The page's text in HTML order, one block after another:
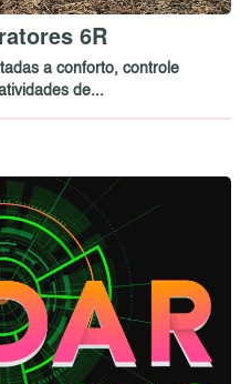
6R
a conforto, controle
de...